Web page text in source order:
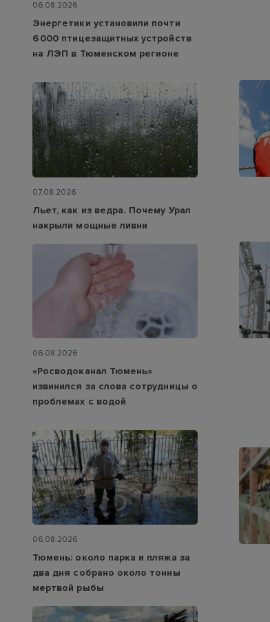
06.08.2026
Энергетики установили почти
6 000 птицезащитных устройств
на ЛЭП в Тюменском регионе
07.08.2026
Льет, как из ведра. Почему Урал
накрыли мощные ливни
06.08.2026
«Росводоканал Тюмень»
извинился за слова сотрудницы о
проблемах с водой
06.08.2026
Тюмень: около парка и пляжа за
два дня собрано около тонны
мертвой рыбы